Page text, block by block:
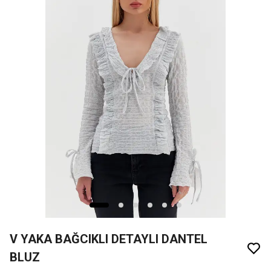
V YAKA BAĞCIKLI DETAYLI DANTEL
BLUZ